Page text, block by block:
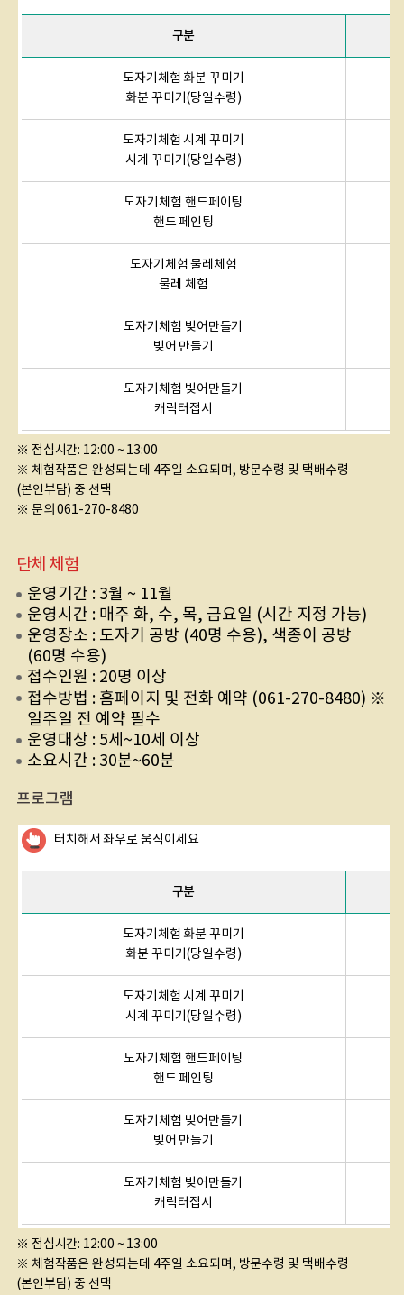
구분
도자기체험 화분 꾸미기
화분 꾸미기(당일수령)
도자기체험 시계 꾸미기
시계 꾸미기(당일수령)
도자기체험 핸드페이팅
핸드 페인팅
도자기체험 물레체험
물레 체험
도자기체험 빚어만들기
빚어 만들기
도자기체험 빚어만들기
캐릭터접시
※ 점심시간: 12:00 ~ 13:00
※ 체험작품은 완성되는데 4주일 소요되며, 방문수령 및 택배수령
(본인부담) 중 선택
※ 문의 061-270-8480
단체 체험
운영기간 : 3월 ~ 11월
운영시간 : 매주 화, 수, 목, 금요일 (시간 지정 가능)
운영장소 : 도자기 공방 (40명 수용), 색종이 공방
(60명 수용)
접수인원 : 20명 이상
접수방법 : 홈페이지 및 전화 예약 (061-270-8480) ※
일주일 전 예약 필수
운영대상 : 5세~10세 이상
소요시간 : 30분~60분
프로그램
터치해서 좌우로 움직이세요
구분
도자기체험 화분 꾸미기
화분 꾸미기(당일수령)
도자기체험 시계 꾸미기
시계 꾸미기(당일수령)
도자기체험 핸드페이팅
핸드 페인팅
도자기체험 빚어만들기
빚어 만들기
도자기체험 빚어만들기
캐릭터접시
※ 점심시간: 12:00 ~ 13:00
※ 체험작품은 완성되는데 4주일 소요되며, 방문수령 및 택배수령
(본인부담) 중 선택